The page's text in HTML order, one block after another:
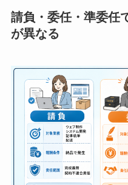
請負・委任・準委任
が異なる